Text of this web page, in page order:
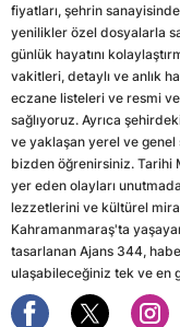
fiyatları, şehrin
yenilikler özel dosyalarla
günlük hayatını
vakitleri, detaylı ve anlık
eczane listeleri ve resmi
sağlıyoruz. Ayrıca
ve yaklaşan yerel ve genel
bizden öğrenirsiniz. Tarihi
yer eden olayları
lezzetlerini ve kültürel
Kahramanmaraş'ta
tasarlanan Ajans 344,
ulaşabileceğiniz tek ve en